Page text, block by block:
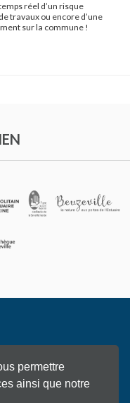
permettre
ainsi que notre
réel d’un risque
travaux ou encore d’une
sur la commune !